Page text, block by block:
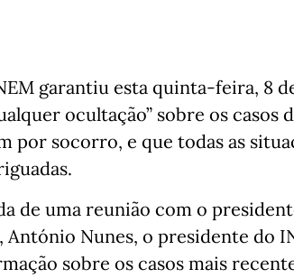
garantiu esta quinta-feira, 8
ocultação” sobre os casos
por socorro, e que todas as
de uma reunião com o
António Nunes, o presidente do
sobre os casos mais